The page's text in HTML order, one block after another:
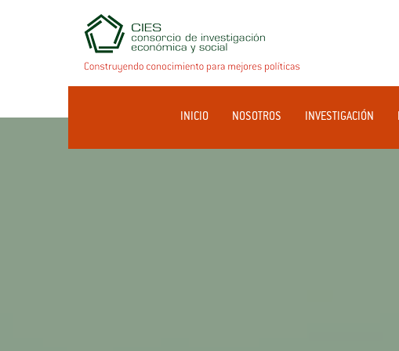
INICIO NOSOTROS INVESTIGACIÓN